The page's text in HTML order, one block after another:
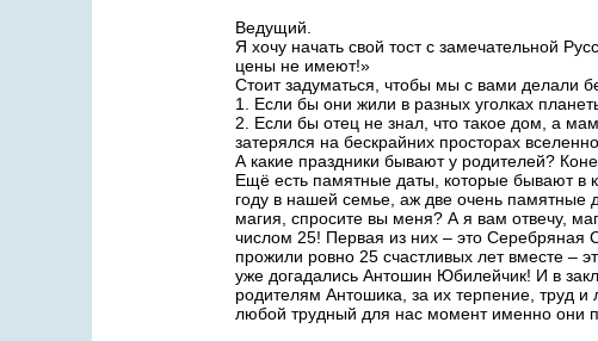
Ведущий.
Я хочу начать свой тост с замечательной
цены не имеют!»
Стоит задуматься, чтобы мы с вами делали
1. Если бы они жили в разных уголках
2. Если бы отец не знал, что такое дом, а
затерялся на бескрайних просторах
А какие праздники бывают у родителей?
Ещё есть памятные даты, которые бывают в
году в нашей семье, аж две очень памятные
магия, спросите вы меня? А я вам отвечу,
числом 25! Первая из них – это Серебряная
прожили ровно 25 счастливых лет вместе –
уже догадались Антошин Юбилейчик! И в
родителям Антошика, за их терпение, труд
любой трудный для нас момент именно они